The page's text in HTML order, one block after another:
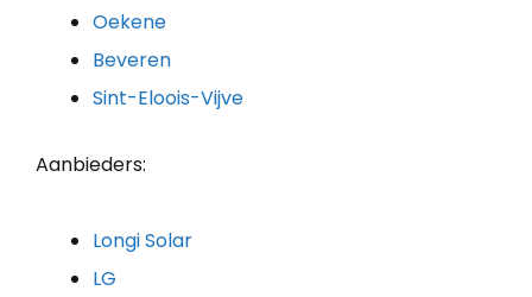
Oekene
Beveren
Sint-Eloois-Vijve
Aanbieders:
Longi Solar
LG